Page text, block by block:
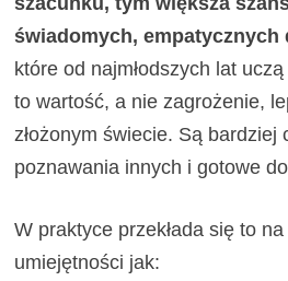
świadomych, empatycznych
które od najmłodszych lat
to wartość, a nie zagrożenie,
złożonym świecie. Są bardziej
poznawania innych i gotowe
W praktyce przekłada się to
umiejętności jak: